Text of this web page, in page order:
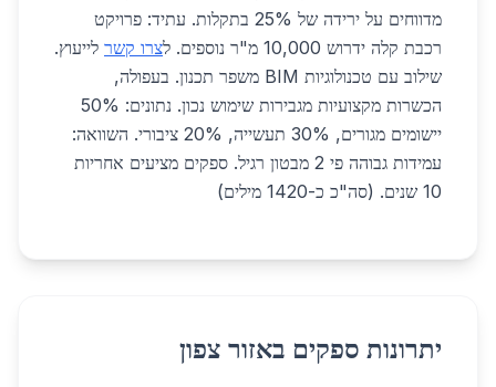
מדווחים על ירידה של 25% בתקלות. עתיד: פרויקט
רכבת קלה ידרוש 10,000 מ"ר נוספים. ל
צרו קשר לייעוץ.
שילוב עם טכנולוגיות BIM משפר תכנון. בעפולה,
הכשרות מקצועיות מגבירות שימוש נכון. נתונים: 50%
יישומים מגורים, 30% תעשייה, 20% ציבורי. השוואה:
עמידות גבוהה פי 2 מבטון רגיל. ספקים מציעים אחריות
10 שנים. (סה"כ כ-1420 מילים)
יתרונות ספקים באזור צפון